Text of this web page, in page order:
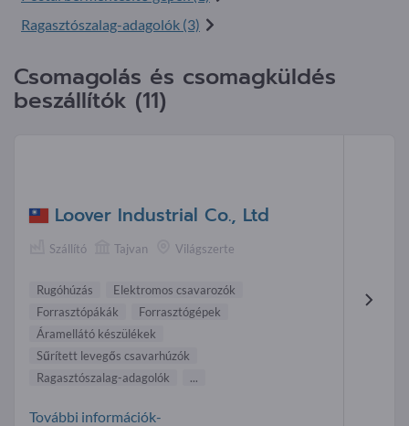
Ragasztószalag-adagolók (3)
Csomagolás és csomagküldés
beszállítók (11)
Loover Industrial Co., Ltd
Szállító Tajvan Világszerte
Rugóhúzás
Elektromos csavarozók
Forrasztópákák
Forrasztógépek
Áramellátó készülékek
Sűrített levegős csavarhúzók
Ragasztószalag-adagolók
...
További információk-